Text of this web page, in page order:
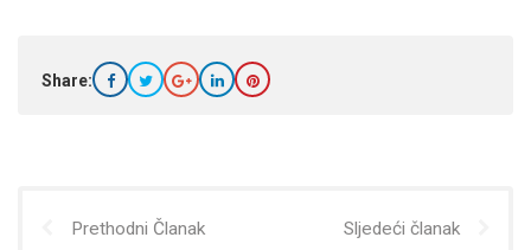
Share:
Prethodni Članak Sljedeći članak